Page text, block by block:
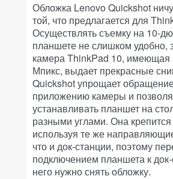
Обложка Lenovo Quickshot
той, что предлагается для
Осуществлять съемку на 10-
планшете не слишком удобно,
камера ThinkPad 10, имеющая
Мпикс, выдает прекрасные
Quickshot упрощает
приложению камеры и
устанавливать планшет на
разными углами. Она крепится
используя те же
что и док-станции, поэтому
подключением планшета к
него нужно снять обложку.